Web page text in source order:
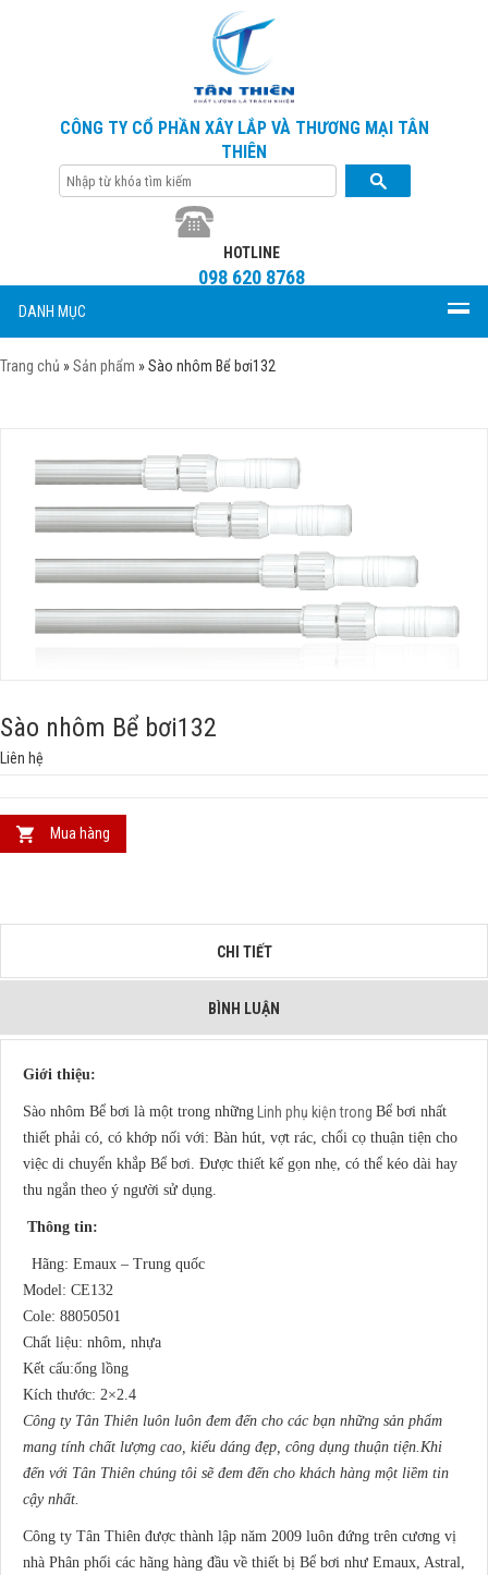
CÔNG TY CỔ PHẦN XÂY LẮP VÀ THƯƠNG MẠI TÂN
THIÊN
HOTLINE
098 620 8768
DANH MỤC
Trang chủ »Sản phẩm »Sào nhôm Bể bơi132
Sào nhôm Bể bơi132
Liên hệ
Mua hàng
CHI TIẾT
BÌNH LUẬN
Giới thiệu:
Sào nhôm Bể bơi là một trong những Linh phụ kiện trong Bể bơi nhất
thiết phải có, có khớp nối với: Bàn hút, vợt rác, chổi cọ thuận tiện cho
việc di chuyển khắp Bể bơi. Được thiết kế gọn nhẹ, có thể kéo dài hay
thu ngắn theo ý người sử dụng.
Thông tin:
Hãng: Emaux – Trung quốc
Model: CE132
Cole: 88050501
Chất liệu: nhôm, nhựa
Kết cấu:ống lồng
Kích thước: 2×2.4
Công ty Tân Thiên luôn luôn đem đến cho các bạn những sản phẩm
mang tính chất lượng cao, kiểu dáng đẹp, công dụng thuận tiện.Khi
đến với Tân Thiên chúng tôi sẽ đem đến cho khách hàng một liềm tin
cậy nhất.
Công ty Tân Thiên được thành lập năm 2009 luôn đứng trên cương vị
nhà Phân phối các hãng hàng đầu về thiết bị Bể bơi như Emaux, Astral,